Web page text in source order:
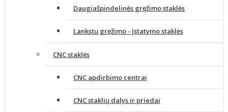
Daugiašpindelinės gręžimo staklės
Lankstų gręžimo - įstatymo staklės
CNC staklės
CNC apdirbimo centrai
CNC staklių dalys ir priedai